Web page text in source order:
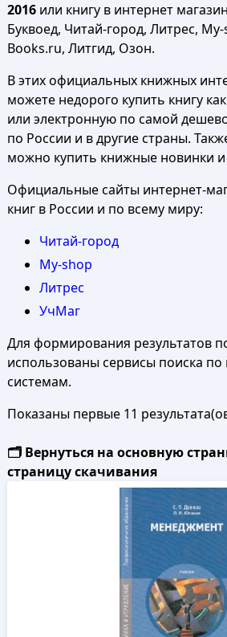
2016или книгу в интернет
Буквоед, Читай-город, Литрес,
Books.ru, Литгид, Озон.
В этих официальных книжных
можете недорого купить книгу
или электронную по самой
по России и в другие страны.
можно купить книжные новинки и
Официальные сайты интернет-
книг в России и по всему миру:
Читай-город
My-shop
Литрес
УчМаг
Для формирования результатов
использованы сервисы поиска
системам.
Показаны первые 11
🗂️ Вернуться на основную
страницу скачивания